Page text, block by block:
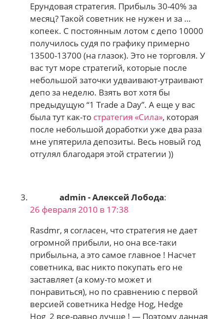
Ерундовая стратегия. Прибыль 30-40% за
месяц? Такой советник не нужен и за …
копеек. С постоянным лотом с депо 10000
получилось судя по графику примерно
13500-13700 (на глазок). Это не торговля. У
вас тут море стратегий, которые после
небольшой заточки удваивают-утраивают
депо за неделю. Взять вот хотя бы
предыдущую “1 Trade a Day”. А еще у вас
была тут как-то стратегия «Сила», которая
после небольшой доработки уже два раза
мне упятерила депозиты. Весь новый год
отгулял благодаря этой стратегии ))
admin - Алексей Лобода:
26 февраля 2010 в 17:38
Rasdmr, я согласен, что стратегия не дает
огромной прибыли, но она все-таки
прибыльна, а это самое главное ! Насчет
советника, вас никто покупать его не
заставляет (а кому-то может и
понравиться), но по сравнению с первой
версией советника Hedge Hog, Hedge
Hog_2 все-равно лучше ! — Поэтому данная